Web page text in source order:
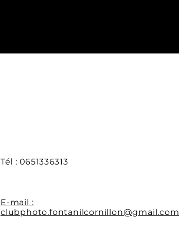
Tél : 0651336313
E-mail :
clubphoto.fontanilcornillon@gmail.com